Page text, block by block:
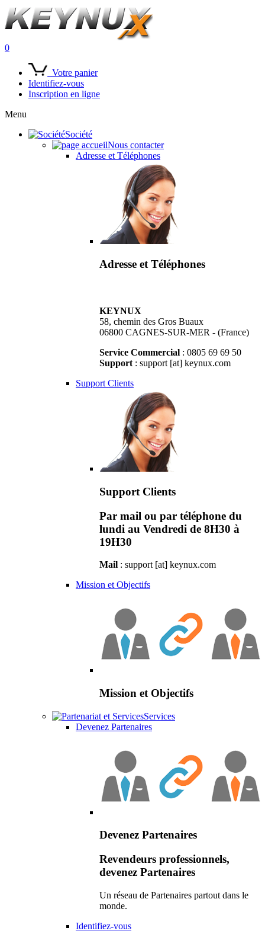
0
Votre panier
Identifiez-vous
Inscription en ligne
Menu
Société
Nous contacter
Adresse et Téléphones
Adresse et Téléphones
KEYNUX
58, chemin des Gros Buaux
06800 CAGNES-SUR-MER - (France)
Service Commercial : 0805 69 69 50
Support : support [at] keynux.com
Support Clients
Support Clients
Par mail ou par téléphone du
lundi au Vendredi de 8H30 à
19H30
Mail : support [at] keynux.com
Mission et Objectifs
Mission et Objectifs
Services
Devenez Partenaires
Devenez Partenaires
Revendeurs professionnels,
devenez Partenaires
Un réseau de Partenaires partout dans le
monde.
Identifiez-vous